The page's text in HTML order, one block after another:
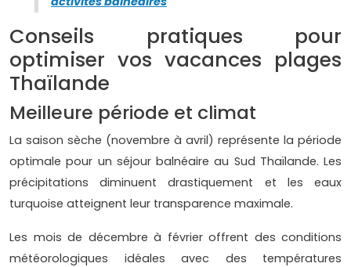
Conseils pratiques pour
optimiser vos vacances plages
Thaïlande
Meilleure période et climat
La saison sèche (novembre à avril) représente la période
optimale pour un séjour balnéaire au Sud Thaïlande. Les
précipitations diminuent drastiquement et les eaux
turquoise atteignent leur transparence maximale.
Les mois de décembre à février offrent des conditions
météorologiques idéales avec des températures